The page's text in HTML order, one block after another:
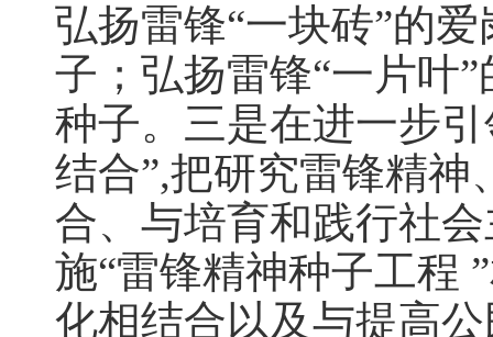
弘扬雷锋“一块砖”的
子；弘扬雷锋“一片叶
种子。三是在进一步
结合”,把研究雷锋精
合、与培育和践行社
施“雷锋精神种子工程
化相结合以及与提高